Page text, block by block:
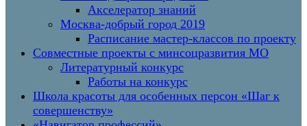
Акселератор знаний
Москва-добрый город 2019
Расписание мастер-классов по проекту
Совместные проекты с минсоцразвития МО
Литературный конкурс
Работы на конкурс
Школа красоты для особенных персон «Шаг к
совершенству»